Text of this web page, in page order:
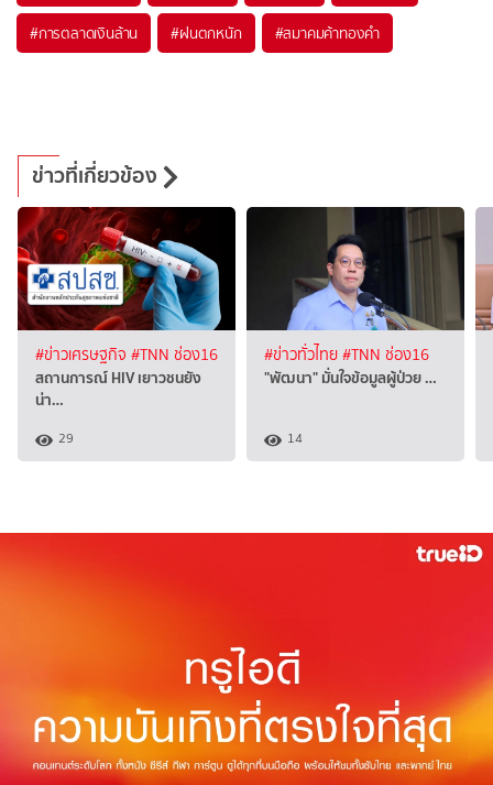
#การตลาดเงินล้าน #ฝนตกหนัก #สมาคมค้าทองคำ
ข่าวที่เกี่ยวข้อง
#ข่าวเศรษฐกิจ #TNN ช่อง16
สถานการณ์ HIV เยาวชนยัง
น่า…
29
#ข่าวทั่วไทย#TNN ช่อง16
"พัฒนา" มั่นใจข้อมูลผู้ป่วย …
14